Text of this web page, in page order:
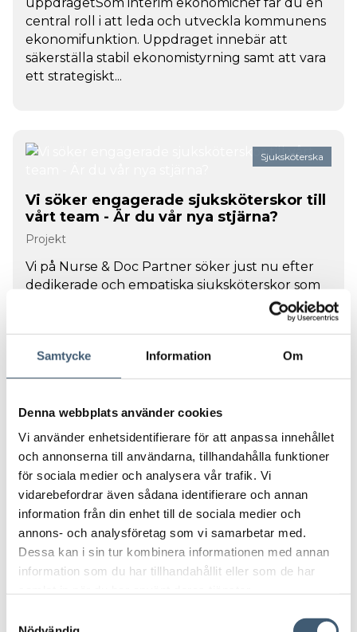
Samtycke Information Om
Denna webbplats använder cookies
Vi använder enhetsidentifierare för att anpassa innehållet
och annonserna till användarna, tillhandahålla funktioner
för sociala medier och analysera vår trafik. Vi
vidarebefordrar även sådana identifierare och annan
information från din enhet till de sociala medier och
annons- och analysföretag som vi samarbetar med.
Dessa kan i sin tur kombinera informationen med annan
information som du har tillhandahållit eller som de har
central roll i att leda och utveckla kommunens
ekonomifunktion. Uppdraget innebär att
säkerställa stabil ekonomistyrning samt att vara
ett strategiskt...
Sjuksköterska
Vi söker engagerade sjuksköterskor till
vårt team - Är du vår nya stjärna?
Projekt
Vi på Nurse & Doc Partner söker just nu efter
dedikerade och empatiska sjuksköterskor som
vill bli en del av vårt fantastiska team inom
sjukvården i Sverige och Norge. Hos oss får du
stödjande miljö där patientens välmående alltid
står i...
Allmänsjuksköterska/Specialistsjuksköterska